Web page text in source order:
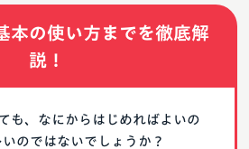
本の使い方までを徹底解
説！
も、なにからはじめればよいの
のではないでしょうか？